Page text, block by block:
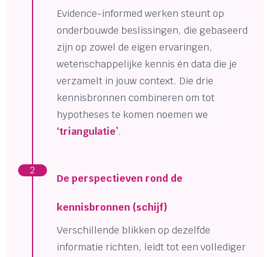
Evidence-informed werken steunt op
onderbouwde beslissingen, die gebaseerd
zijn op zowel de eigen ervaringen,
wetenschappelijke kennis én data die je
verzamelt in jouw context. Die drie
kennisbronnen combineren om tot
hypotheses te komen noemen we
‘triangulatie’.
2
De perspectieven rond de
kennisbronnen (schijf)
Verschillende blikken op dezelfde
informatie richten, leidt tot een vollediger